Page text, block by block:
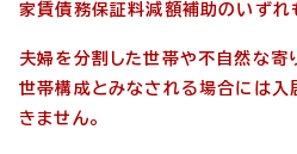
家賃債務保証料減額補助のいずれ
夫婦を分割した世帯や不自然な寄
世帯構成とみなされる場合には入
きません。